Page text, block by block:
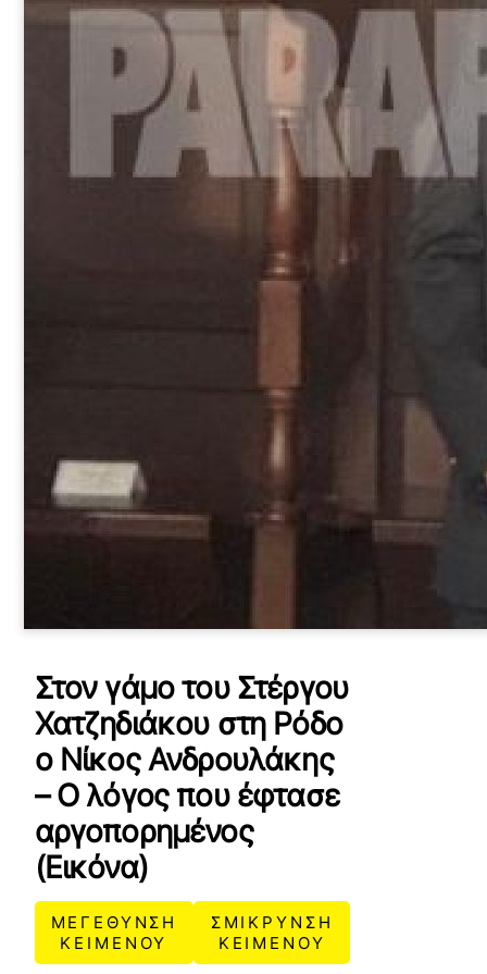
Στον γάμο του Στέργου
Χατζηδιάκου στη Ρόδο
ο Νίκος Ανδρουλάκης
– Ο λόγος που έφτασε
αργοπορημένος
(Εικόνα)
ΜΕΓΕΘΥΝΣΗ
ΚΕΙΜΕΝΟΥ
ΣΜΙΚΡΥΝΣΗ
ΚΕΙΜΕΝΟΥ